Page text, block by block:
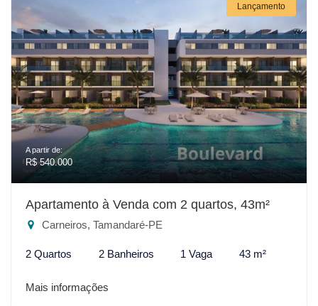
Lançamento
A partir de:
R$ 540.000
Apartamento à Venda com 2 quartos, 43m²
Carneiros, Tamandaré-PE
2 Quartos 2 Banheiros 1 Vaga 43 m²
Mais informações